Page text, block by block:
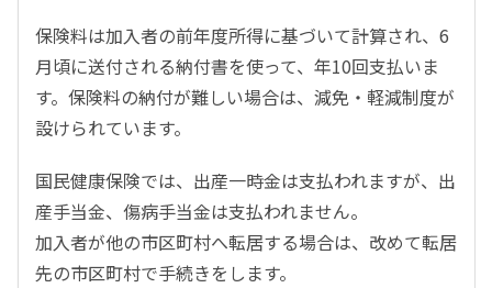
保険料は加入者の前年度所得に基づいて計算され、6
月頃に送付される納付書を使って、年10回支払いま
す。保険料の納付が難しい場合は、減免・軽減制度が
設けられています。
国民健康保険では、出産一時金は支払われますが、出
産手当金、傷病手当金は支払われません。
加入者が他の市区町村へ転居する場合は、改めて転居
先の市区町村で手続きをします。